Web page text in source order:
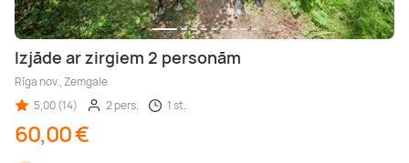
Izjāde ar zirgiem 2 personām
Rīga nov., Zemgale
5,00 (14)
2 pers. 1 st.
60,00 €